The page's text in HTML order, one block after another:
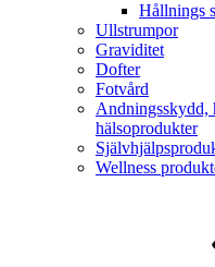
Hållnings
Ullstrumpor
Graviditet
Dofter
Fotvård
Andningsskydd,
hälsoprodukter
Wellness